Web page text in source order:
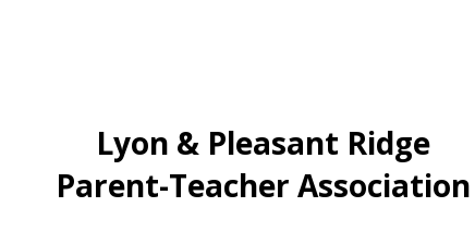
Lyon & Pleasant Ridge
Parent-Teacher Association